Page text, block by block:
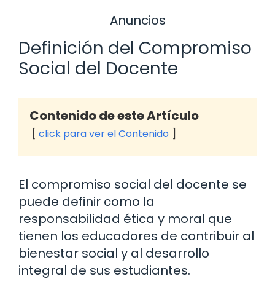
Anuncios
Definición del Compromiso
Social del Docente
Contenido de este Artículo
click para ver el Contenido
El compromiso social del docente se
puede definir como la
responsabilidad ética y moral que
tienen los educadores de contribuir al
bienestar social y al desarrollo
integral de sus estudiantes.